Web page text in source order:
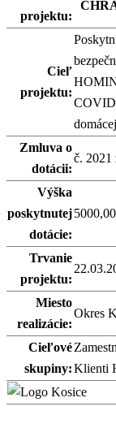
projektu:
Cieľ
projektu:
Zmluva o
dotácii:
č. 2021
Výška
poskytnutej
dotácie:
Trvanie
projektu:
Miesto
realizácie:
Okres
Cieľové
skupiny:Klienti